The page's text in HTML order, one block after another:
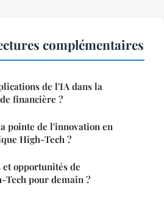
complémentaires
de l'IA dans la
financière ?
pointe de l'innovation en
High-Tech ?
opportunités de
pour demain ?